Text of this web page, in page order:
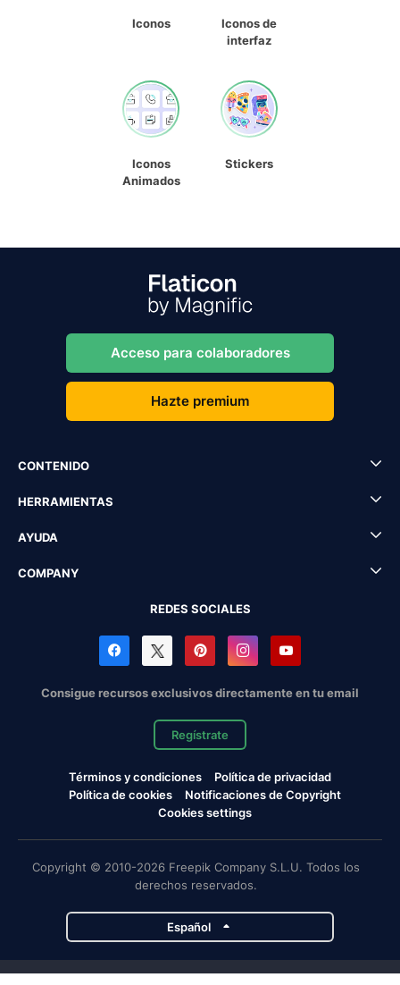
Iconos
Iconos de
interfaz
Iconos
Animados
Stickers
Acceso para colaboradores
Hazte premium
CONTENIDO
HERRAMIENTAS
AYUDA
COMPANY
REDES SOCIALES
Consigue recursos exclusivos directamente en tu email
Regístrate
Términos y condiciones
Política de privacidad
Política de cookies
Notificaciones de Copyright
Cookies settings
Copyright © 2010-2026 Freepik Company S.L.U. Todos los
derechos reservados.
Español